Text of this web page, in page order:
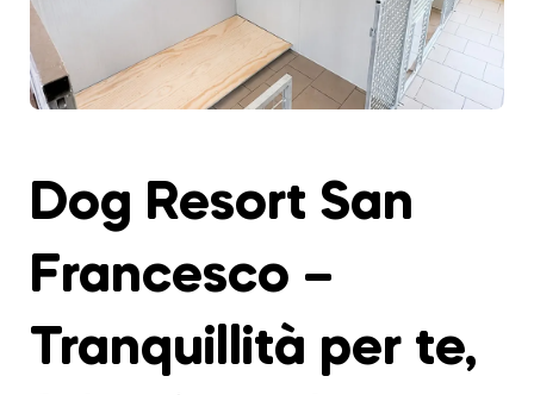
Dog Resort San
Francesco –
Tranquillità per te,